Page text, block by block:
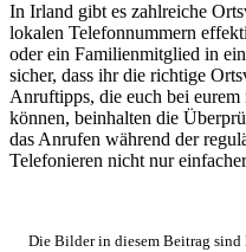
In Irland gibt es zahlreiche
lokalen Telefonnummern
oder ein Familienmitglied in
sicher, dass ihr die richtige
Anruftipps, die euch bei
können, beinhalten die
das Anrufen während der
Telefonieren nicht nur
Die Bilder in diesem Beitrag sind